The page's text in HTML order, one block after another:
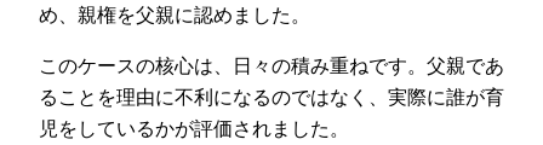
め、親権を父親に認めました。
このケースの核心は、日々の積み重ねです。父親であ
ることを理由に不利になるのではなく、実際に誰が育
児をしているかが評価されました。